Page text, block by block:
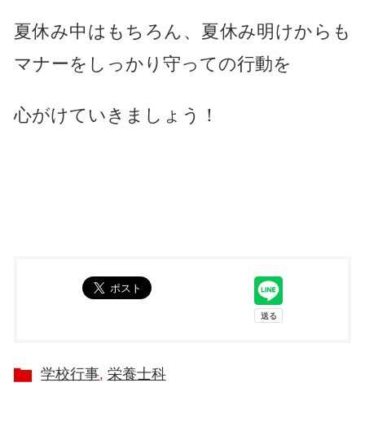
夏休み中はもちろん、夏休み明けからも
マナーをしっかり守っての行動を
心がけていきましょう！
学校行事 栄養士科